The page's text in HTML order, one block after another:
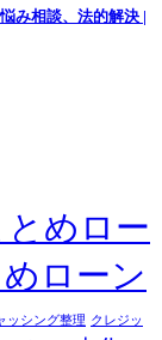
み相談、法的解決 |
とめロー
ローン
ッシング整理 クレジッ